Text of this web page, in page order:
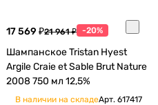
17 569 ₽21 961 ₽ -20%
Шампанское Tristan Hyest
Argile Craie et Sable Brut Nature
2008 750 мл 12,5%
В наличии на складеАрт. 617417